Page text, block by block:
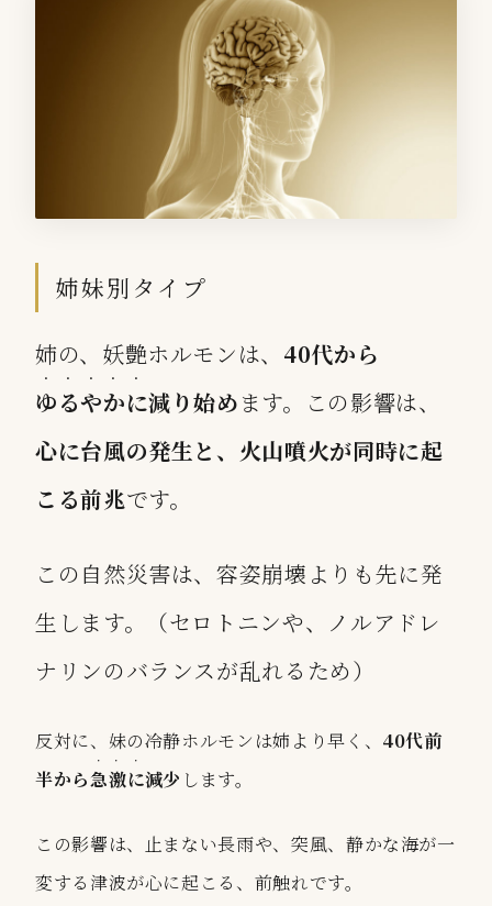
姉妹別タイプ
姉の、妖艶ホルモンは、 40代から
ゆるやかに
・・・・・
減り始めます。この影響は、
心に台風の発生と、火山噴火が同時に起
こる前兆です。
この自然災害は、容姿崩壊よりも先に発
生します。（セロトニンや、ノルアドレ
ナリンのバランスが乱れるため）
反対に、妹の冷静ホルモンは姉より早く、 40代前
半から急激
・・
に
・
減少 します。
この影響は、止まない長雨や、突風、静かな海が一
変する津波が心に起こる、前触れです。